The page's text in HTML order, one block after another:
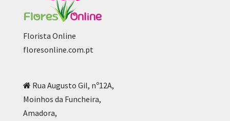
Florista Online
floresonline.com.pt
Rua Augusto Gil, nº12A,
Moinhos da Funcheira,
Amadora,